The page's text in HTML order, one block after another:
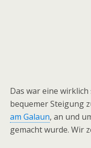
Das war eine
bequemer Steigung
am Galaun, an und
gemacht wurde. Wir